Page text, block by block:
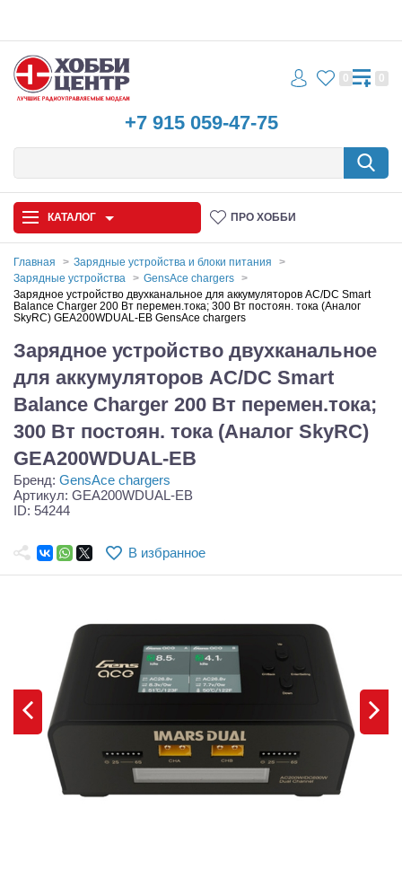
+7 915 059-47-75
0 0
КАТАЛОГ ПРО ХОББИ
Автомодели
Игрушки
Самолеты
Судомодели
Аппаратура и электроника
Зарядные устройства и блоки питания
Двигатели
Технические жидкости
Инструмент,измерительные приборы,расходники
Оптовая продажа запчастей для моделей
Главная
Зарядные устройства и блоки питания
Зарядные устройства
GensAce chargers
Зарядное устройство двухканальное для аккумуляторов AC/DC Smart
Balance Charger 200 Вт перемен.тока; 300 Вт постоян. тока (Аналог
SkyRC) GEA200WDUAL-EB GensAce chargers
Зарядное устройство двухканальное
для аккумуляторов AC/DC Smart
Balance Charger 200 Вт перемен.тока;
300 Вт постоян. тока (Аналог SkyRC)
GEA200WDUAL-EB
Бренд: GensAce chargers
Артикул: GEA200WDUAL-EB
ID: 54244
В избранное